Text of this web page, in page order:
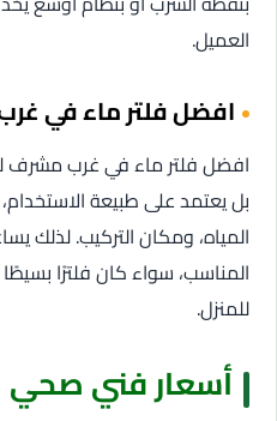
العميل.
افضل فلتر ماء في
افضل فلتر ماء في غرب مشرف
بل يعتمد على طبيعة
المياه، ومكان التركيب. لذلك
المناسب، سواء كان فلترًا
للمنزل.
أسعار فني